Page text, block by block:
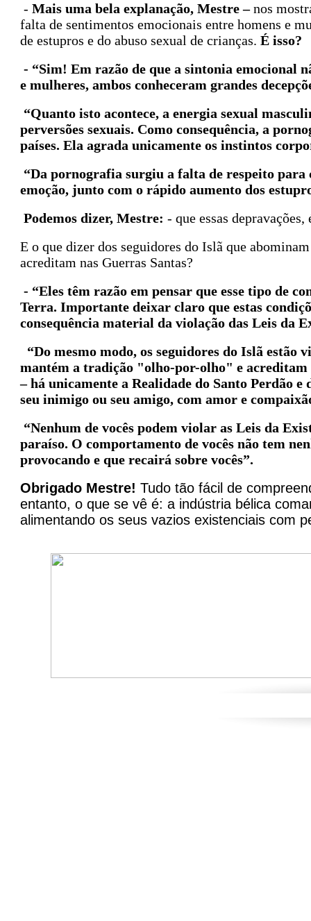
- Mais uma bela explanação, Mestre –nos
falta de sentimentos emocionais entre homens e
de estupros e do abuso sexual de crianças. É isso?
- “Sim! Em razão de que a sintonia emocional
e mulheres, ambos conheceram grandes
“Quanto isto acontece, a energia sexual
perversões sexuais. Como consequência, a
países. Ela agrada unicamente os instintos
“Da pornografia surgiu a falta de respeito para
emoção, junto com o rápido aumento dos
Podemos dizer, Mestre: - que essas
E o que dizer dos seguidores do Islã que
acreditam nas Guerras Santas?
- “Eles têm razão em pensar que esse tipo de
Terra. Importante deixar claro que estas
consequência material da violação das Leis da
“Do mesmo modo, os seguidores do Islã estão
mantém a tradição "olho-por-olho" e acreditam
– há unicamente a Realidade do Santo Perdão
seu inimigo ou seu amigo, com amor e
“Nenhum de vocês podem violar as Leis da
paraíso. O comportamento de vocês não tem
provocando e que recairá sobre vocês”.
Obrigado Mestre! Tudo tão fácil de
entanto, o que se vê é: a indústria bélica
alimentando os seus vazios existenciais com